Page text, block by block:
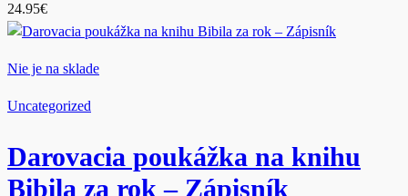
24.95€
Nie je na sklade
Uncategorized
Darovacia poukážka na knihu
Bibila za rok – Zápisník